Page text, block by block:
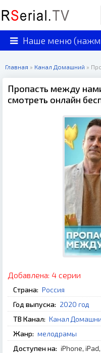
Наше меню
Главная » Канал Домашний »
Пропасть между
смотреть онлайн
Добавлена: 4 серии
Страна: Россия
Год выпуска: 2020 год
ТВ Канал: Канал
Жанр: мелодрамы
Доступен на: iPhone,